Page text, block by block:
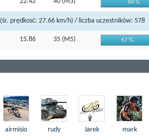
84 %
(śr. prędkosć: 27.66 km/h) / liczba uczestników: 578
15.86 35 (M5) 67 %
airmisio rudy Jarek mark